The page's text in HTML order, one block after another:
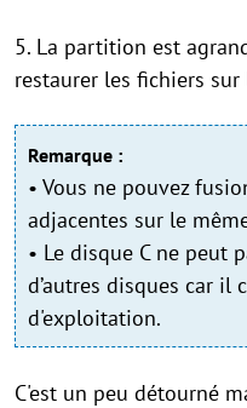
5. La partition est
restaurer les fichiers sur
Remarque :
• Vous ne pouvez
adjacentes sur le
• Le disque C ne peut
d’autres disques car il
d'exploitation.
C'est un peu détourné